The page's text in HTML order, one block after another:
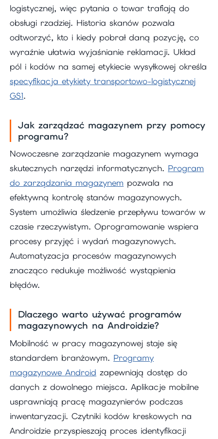
logistycznej, więc pytania o towar trafiają do
obsługi rzadziej. Historia skanów pozwala
odtworzyć, kto i kiedy pobrał daną pozycję, co
wyraźnie ułatwia wyjaśnianie reklamacji. Układ
pól i kodów na samej etykiecie wysyłkowej określa
specyfikacja etykiety transportowo-logistycznej
GS1.
Jak zarządzać magazynem przy pomocy
programu?
Nowoczesne zarządzanie magazynem wymaga
skutecznych narzędzi informatycznych. Program
do zarządzania magazynem pozwala na
efektywną kontrolę stanów magazynowych.
System umożliwia śledzenie przepływu towarów w
czasie rzeczywistym. Oprogramowanie wspiera
procesy przyjęć i wydań magazynowych.
Automatyzacja procesów magazynowych
znacząco redukuje możliwość wystąpienia
błędów.
Dlaczego warto używać programów
magazynowych na Androidzie?
Mobilność w pracy magazynowej staje się
standardem branżowym. Programy
magazynowe Android zapewniają dostęp do
danych z dowolnego miejsca. Aplikacje mobilne
usprawniają pracę magazynierów podczas
inwentaryzacji. Czytniki kodów kreskowych na
Androidzie przyspieszają proces identyfikacji